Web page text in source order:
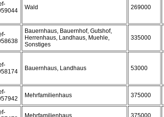
Wald 269000
Bauernhaus, Bauernhof, Gutshof,
Herrenhaus, Landhaus, Muehle,
Sonstiges
335000
Bauernhaus, Landhaus 53000
Mehrfamilienhaus 375000
Mehrfamilienhaus 375000